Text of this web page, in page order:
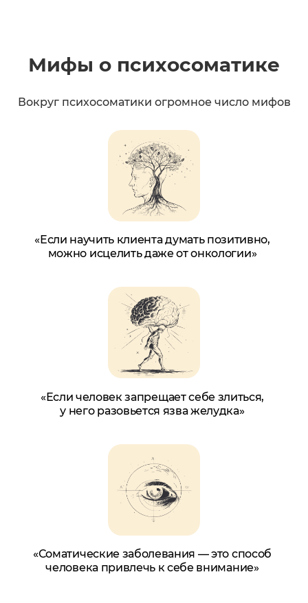
Мифы о психосоматике
Вокруг психосоматики огромное число мифов
«Если научить клиента думать позитивно,
можно исцелить даже от онкологии»
«Если человек запрещает себе злиться,
у него разовьется язва желудка»
«Соматические заболевания — это способ
человека привлечь к себе внимание»